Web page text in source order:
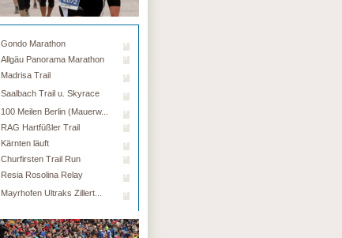
Gondo Marathon
Allgäu Panorama Marathon
Madrisa Trail
Saalbach Trail u. Skyrace
100 Meilen Berlin (Mauerw...
RAG Hartfüßler Trail
Kärnten läuft
Churfirsten Trail Run
Resia Rosolina Relay
Mayrhofen Ultraks Zillert...